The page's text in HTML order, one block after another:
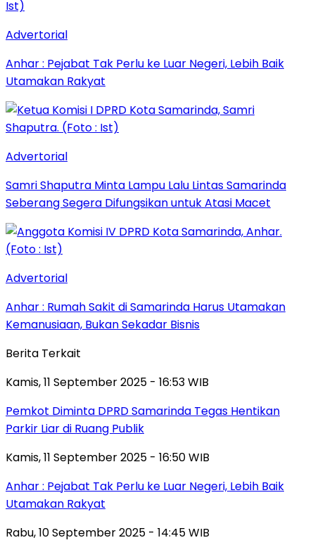
Advertorial
Anhar : Pejabat Tak Perlu ke Luar Negeri, Lebih Baik
Utamakan Rakyat
Advertorial
Samri Shaputra Minta Lampu Lalu Lintas Samarinda
Seberang Segera Difungsikan untuk Atasi Macet
Advertorial
Anhar : Rumah Sakit di Samarinda Harus Utamakan
Kemanusiaan, Bukan Sekadar Bisnis
Berita Terkait
Kamis, 11 September 2025 - 16:53 WIB
Pemkot Diminta DPRD Samarinda Tegas Hentikan
Parkir Liar di Ruang Publik
Kamis, 11 September 2025 - 16:50 WIB
Anhar : Pejabat Tak Perlu ke Luar Negeri, Lebih Baik
Utamakan Rakyat
Rabu, 10 September 2025 - 14:45 WIB